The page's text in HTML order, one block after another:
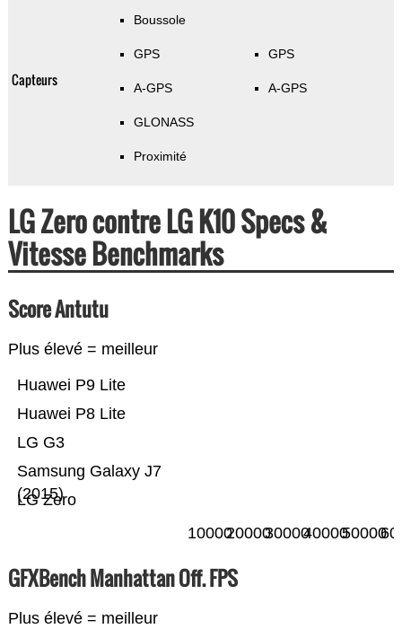
Capteurs
Boussole
GPS
A-GPS
GLONASS
Proximité
GPS
A-GPS
LG Zero contre LG K10 Specs &
Vitesse Benchmarks
Score Antutu
Plus élevé = meilleur
LG Zero
Samsung Galaxy J7
(2015)
LG G3
Huawei P8 Lite
Huawei P9 Lite
1000020000300004000050000
GFXBench Manhattan Off. FPS
Plus élevé = meilleur